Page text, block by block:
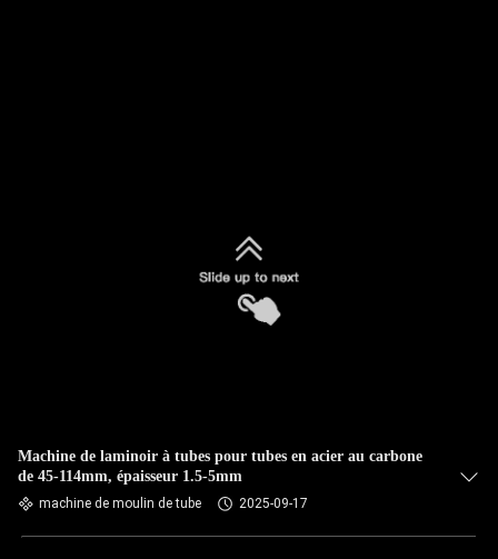
Machine de laminoir à tubes pour tubes en acier au carbone
de 45-114mm, épaisseur 1.5-5mm
machine de moulin de tube 2025-09-17